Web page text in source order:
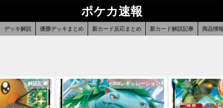
ポケカ速報
デッキ解説 優勝デッキまとめ 新カード反応まとめ 新カード解説記事 商品情
解説記事 SMレギュレーション